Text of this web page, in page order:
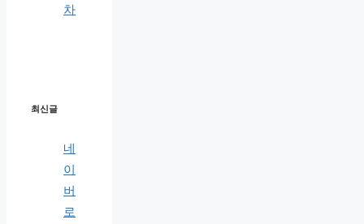
차
최신글
네
이
버
로